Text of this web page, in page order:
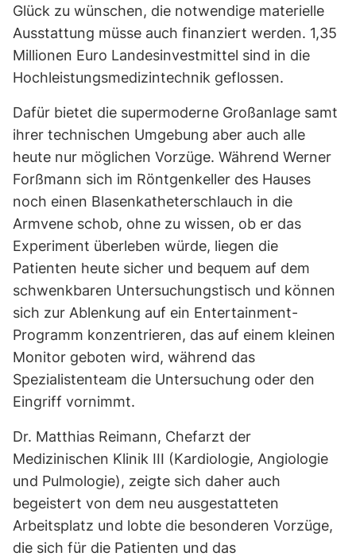
Glück zu wünschen, die notwendige materielle
Ausstattung müsse auch finanziert werden. 1,35
Millionen Euro Landesinvestmittel sind in die
Hochleistungsmedizintechnik geflossen.
Dafür bietet die supermoderne Großanlage samt
ihrer technischen Umgebung aber auch alle
heute nur möglichen Vorzüge. Während Werner
Forßmann sich im Röntgenkeller des Hauses
noch einen Blasenkatheterschlauch in die
Armvene schob, ohne zu wissen, ob er das
Experiment überleben würde, liegen die
Patienten heute sicher und bequem auf dem
schwenkbaren Untersuchungstisch und können
sich zur Ablenkung auf ein Entertainment-
Programm konzentrieren, das auf einem kleinen
Monitor geboten wird, während das
Spezialistenteam die Untersuchung oder den
Eingriff vornimmt.
Dr. Matthias Reimann, Chefarzt der
Medizinischen Klinik III (Kardiologie, Angiologie
und Pulmologie), zeigte sich daher auch
begeistert von dem neu ausgestatteten
Arbeitsplatz und lobte die besonderen Vorzüge,
die sich für die Patienten und das